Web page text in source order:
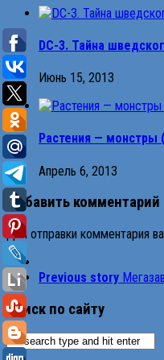
DC-3. Тайна
Июнь 15, 2013
Растения — монстры
Апрель 6, 2013
Добавить комментарий
Для отправки комментария
Previous story
Поиск по сайту